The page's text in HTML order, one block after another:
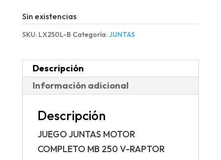
Sin existencias
SKU: LX250L-B Categoría:JUNTAS
Descripción
Información adicional
Descripción
JUEGO JUNTAS MOTOR
COMPLETO MB 250 V-RAPTOR